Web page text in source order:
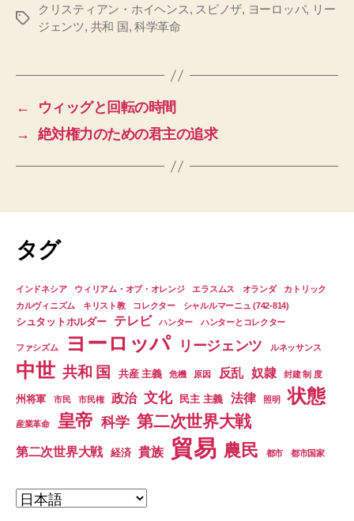
タ
クリスティアン・ホイヘンス, スピノザ, ヨーロッパ, リー
ジェンツ, 共和 国 , 科学革命
←
ウィッグと回転の時間
→
絶対権力のための君主の追求
タグ
インドネシア ウィリアム・オブ・オレンジ エラスムス オランダ
カトリック
カルヴィニズム
キリスト教 コレクター シャルルマーニュ (742-814)
シュタットホルダー テレビ ハンター ハンターとコレクター
ファシズム ヨーロッパ リージェンツ ルネッサンス
中世 共和 国 共産 主義 危機 原因 反乱 奴隷 封建 制 度
州将軍 市民 市民権 政治 文化 民主 主義 法律 照明 状態
産業革命 皇帝 科学 第二次世界大戦
第二次世界大戦 経済 貴族 貿易 農民 都市 都市国家
言
語